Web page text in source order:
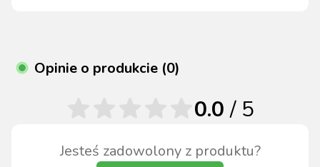
Opinie o produkcie (0)
Jesteś zadowolony z produktu?
0.0/ 5